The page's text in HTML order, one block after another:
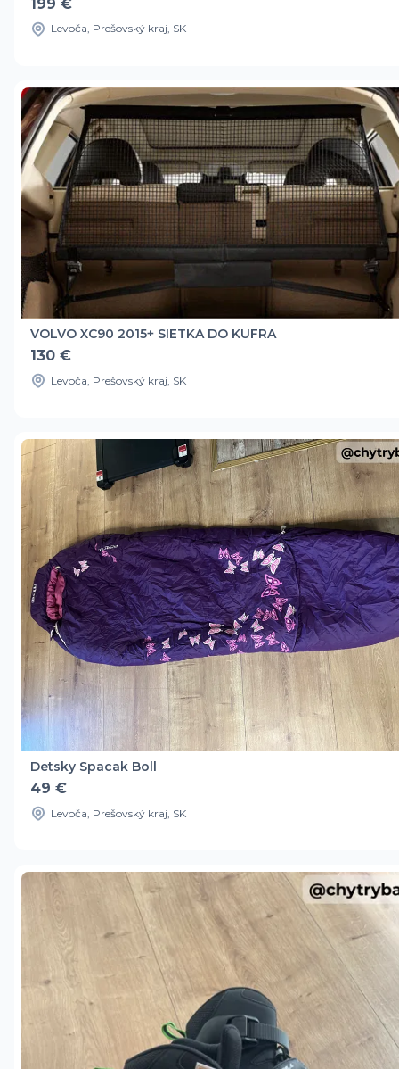
199 €
Levoča, Prešovský kraj, SK
VOLVO XC90 2015+ SIETKA DO KUFRA
130 €
Levoča, Prešovský kraj, SK
Detsky Spacak Boll
49 €
Levoča, Prešovský kraj, SK